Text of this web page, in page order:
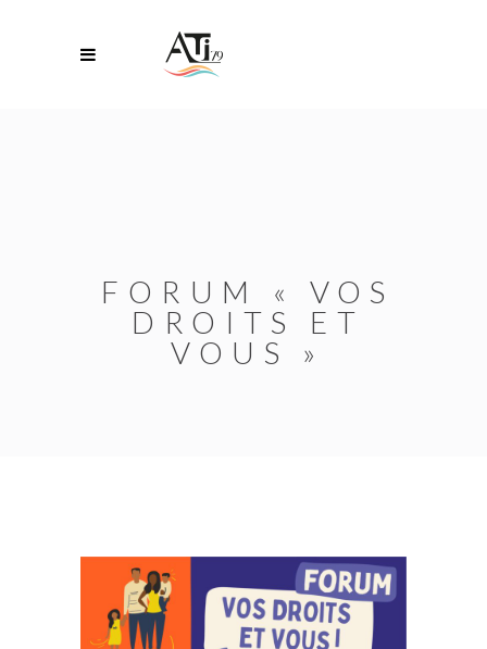
FORUM « VOS
DROITS ET
VOUS »